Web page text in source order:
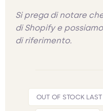
Si prega di notare
di Shopify e
di riferimento.
OUT OF STOCK LAST